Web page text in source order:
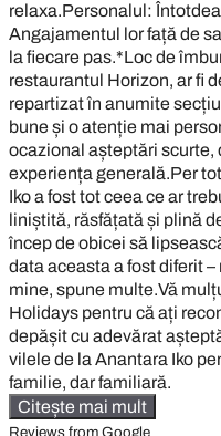
relaxa.Personalul:
Angajamentul lor față de
la fiecare pas.*Loc de
restaurantul Horizon, ar fi
repartizat în anumite
bune și o atenție mai
ocazional așteptări scurte,
experiența generală.Per
Iko a fost tot ceea ce ar
liniștită, răsfățată și plină
încep de obicei să
data aceasta a fost diferit
mine, spune multe.Vă
Holidays pentru că ați
depășit cu adevărat
vilele de la Anantara Iko
familie, dar familiară.
Citește mai mult
Reviews from Google